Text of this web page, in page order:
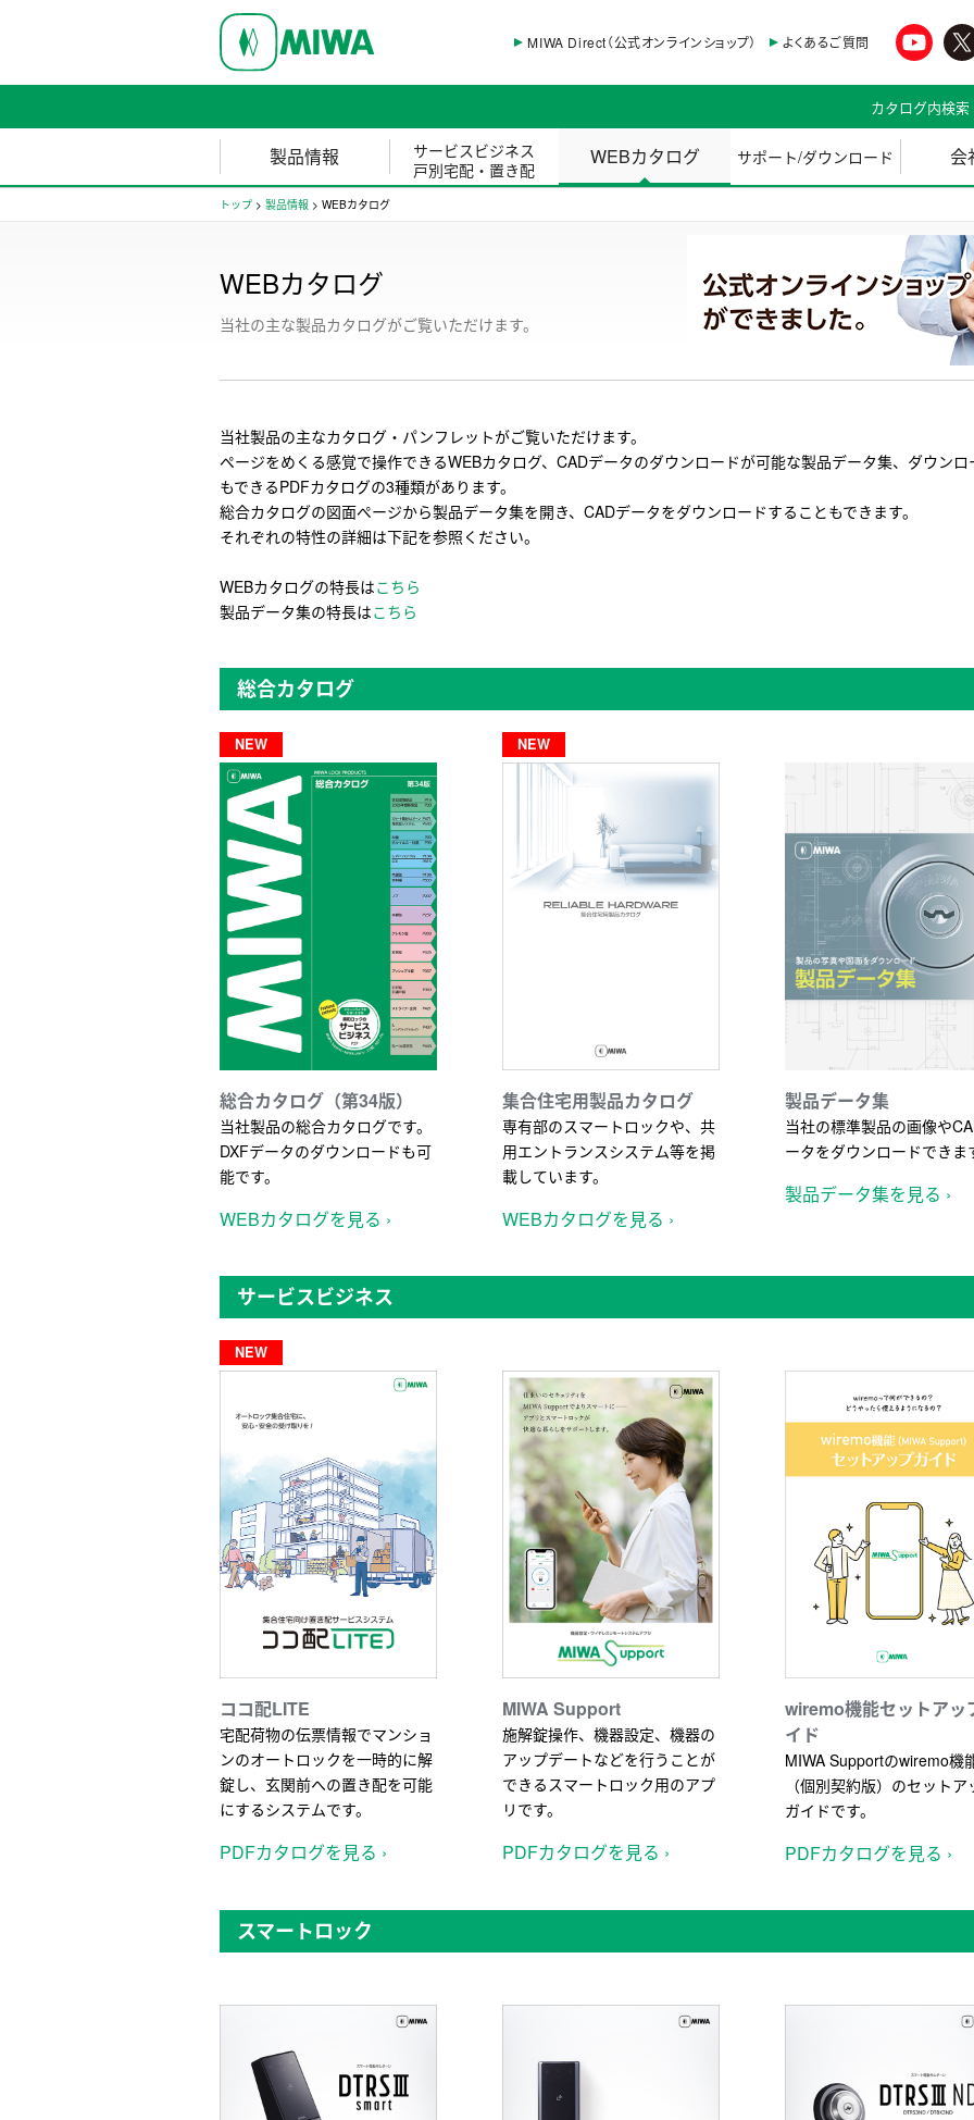
MIWA Direct（公式オンラインショップ） よくあるご質問
カタログ内検索
製品情報
サービスビジネス
戸別宅配・置き配
WEBカタログ サポート/ダウンロード 会
トップ > 製品情報 > WEBカタログ
WEBカタログ
当社の主な製品カタログがご覧いただけます。
当社製品の主なカタログ・パンフレットがご覧いただけます。
ページをめくる感覚で操作できるWEBカタログ、CADデータのダウンロードが可能な製品データ集、ダウンロ
もできるPDFカタログの3種類があります。
総合カタログの図面ページから製品データ集を開き、CADデータをダウンロードすることもできます。
それぞれの特性の詳細は下記を参照ください。
WEBカタログの特長はこちら
製品データ集の特長はこちら
総合カタログ
総合カタログ（第34版）
当社製品の総合カタログです。
DXFデータのダウンロードも可
能です。
WEBカタログを見る ›
集合住宅用製品カタログ
専有部のスマートロックや、共
用エントランスシステム等を掲
載しています。
WEBカタログを見る ›
製品データ集
当社の標準製品の画像や
ータをダウンロードできま
製品データ集を見る ›
サービスビジネス
ココ配LITE
宅配荷物の伝票情報でマンショ
ンのオートロックを一時的に解
錠し、玄関前への置き配を可能
にするシステムです。
PDFカタログを見る ›
MIWA Support
施解錠操作、機器設定、機器の
アップデートなどを行うことが
できるスマートロック用のアプ
リです。
PDFカタログを見る ›
wiremo機能セットアッ
イド
MIWA Supportのwiremo機
（個別契約版）のセットア
ガイドです。
PDFカタログを見る ›
スマートロック